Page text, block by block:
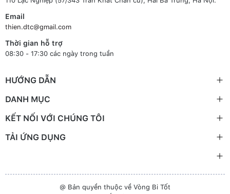
Email
thien.dtc@gmail.com
Thời gian hỗ trợ
08:30 - 17:30 các ngày trong tuần
HƯỚNG DẪN
DANH MỤC
KẾT NỐI VỚI CHÚNG TÔI
TẢI ỨNG DỤNG
@ Bản quyền thuộc về Vòng Bi Tốt